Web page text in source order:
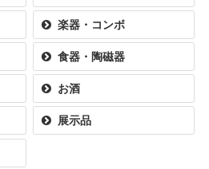
楽器・コンボ
食器・陶磁器
お酒
展示品